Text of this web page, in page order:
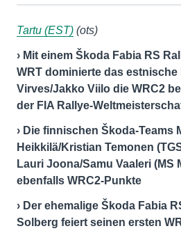
Tartu (EST) (ots)
› Mit einem Škoda Fabia RS
WRT dominierte das estnische
Virves/Jakko Viilo die WRC2
der FIA Rallye-
› Die finnischen Škoda-Teams
Heikkilä/Kristian Temonen
Lauri Joona/Samu Vaaleri (MS
ebenfalls WRC2-Punkte
› Der ehemalige Škoda Fabia
Solberg feiert seinen ersten